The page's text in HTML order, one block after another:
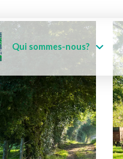
Qui sommes-nous?